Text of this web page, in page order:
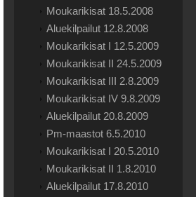
Moukarikisat 18.5.2008
Aluekilpailut 12.8.2008
Moukarikisat I 12.5.2009
Moukarikisat II 24.5.2009
Moukarikisat III 2.8.2009
Moukarikisat IV 9.8.2009
Aluekilpailut 20.8.2009
Pm-maastot 6.5.2010
Moukarikisat I 20.5.2010
Moukarikisat II 1.8.2010
Aluekilpailut 17.8.2010